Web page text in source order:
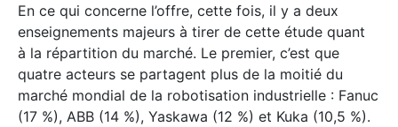
En ce qui concerne l’offre, cette fois, il y a deux
enseignements majeurs à tirer de cette étude quant
à la répartition du marché. Le premier, c’est que
quatre acteurs se partagent plus de la moitié du
marché mondial de la robotisation industrielle : Fanuc
(17 %), ABB (14 %), Yaskawa (12 %) et Kuka (10,5 %).